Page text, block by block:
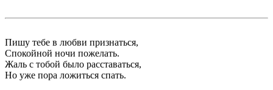
Пишу тебе в любви признаться,
Спокойной ночи пожелать.
Жаль с тобой было расставаться,
Но уже пора ложиться спать.